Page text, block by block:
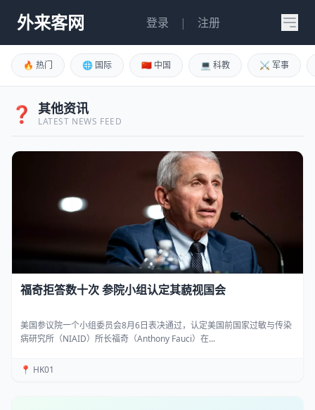
外来客网 登录 | 注册
🔥 热门 🌐 国际 🇨🇳 中国 💻 科教 ⚔️ 军事
❓ 其他资讯
LATEST NEWS FEED
福奇拒答数十次 参院小组认定其藐视国会
美国参议院一个小组委员会8月6日表决通过，认定美国前国家过敏与传染
病研究所（NIAID）所长福奇（Anthony Fauci）在...
📍 HK01